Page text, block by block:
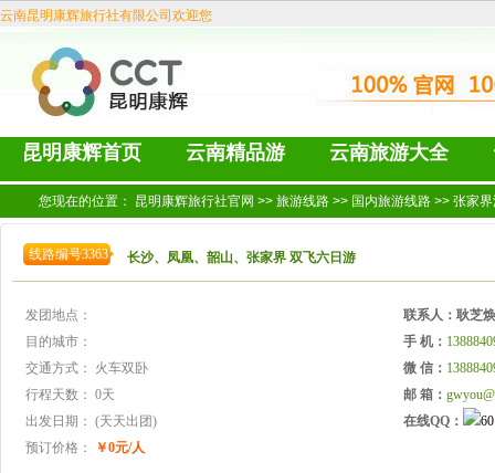
云南昆明康辉旅行社有限公司欢迎您
昆明康辉首页 云南精品游 云南旅游大全
您现在的位置： 昆明康辉旅行社官网 >> 旅游线路 >> 国内旅游线路 >> 张家
线路编号3363 长沙、凤凰、韶山、张家界 双飞六日游
发团地点：
目的城市：
交通方式： 火车双卧
行程天数： 0天
出发日期： (天天出团)
预订价格：
￥0元/人
联系人： 耿芝焕
手 机：
微 信：
邮 箱：
在线QQ：